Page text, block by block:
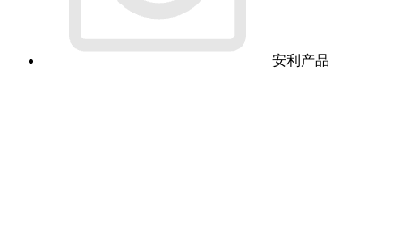
安利产品